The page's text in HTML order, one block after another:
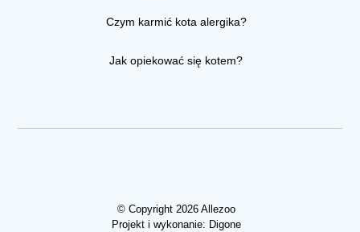
Czym karmić kota alergika?
Jak opiekować się kotem?
© Copyright 2026 Allezoo
Projekt i wykonanie: Digone